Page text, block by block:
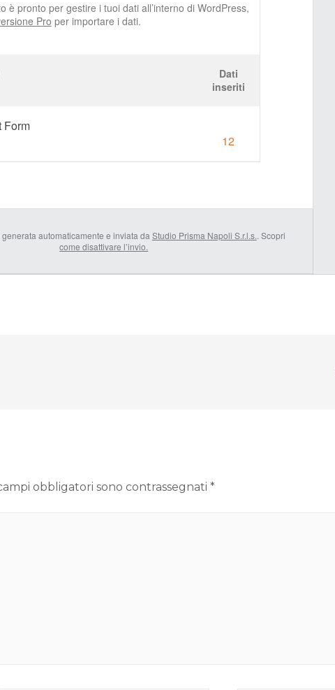
è pronto per gestire i tuoi dati all’interno di WordPress,
Pro per importare i dati.
Dati
inseriti
Form
12
automaticamente e inviata da Studio Prisma Napoli S.r.l.s.. Scopri
come disattivare l’invio.
campi obbligatori sono contrassegnati *